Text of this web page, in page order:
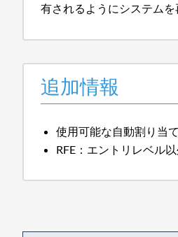
有されるようにシステムを
追加情報
使用可能な自動割り当
RFE：エントリレベル